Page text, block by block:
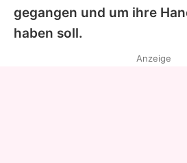
gegangen und um ihre
haben soll.
Anzeige